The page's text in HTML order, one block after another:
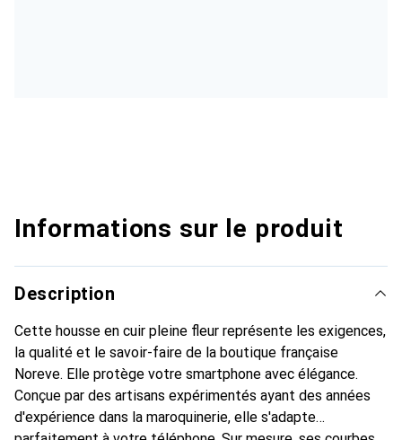
Informations sur le produit
Description
Cette housse en cuir pleine fleur représente les exigences,
la qualité et le savoir-faire de la boutique française
Noreve. Elle protège votre smartphone avec élégance.
Conçue par des artisans expérimentés ayant des années
d'expérience dans la maroquinerie, elle s'adapte